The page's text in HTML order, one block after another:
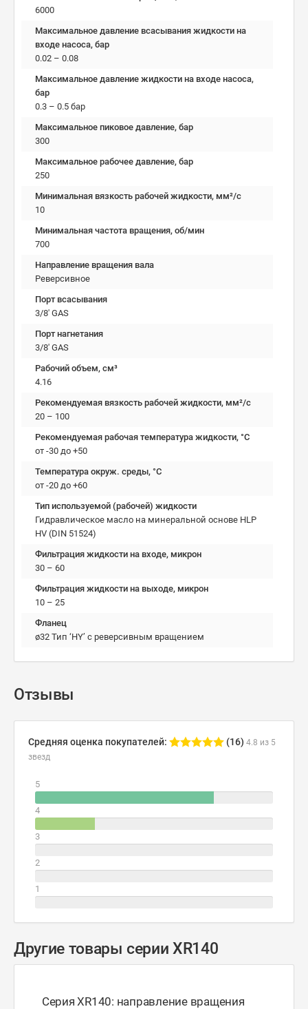
6000
Максимальное давление всасывания жидкости на
входе насоса, бар
0.02 – 0.08
Максимальное давление жидкости на входе насоса,
бар
0.3 – 0.5 бар
Максимальное пиковое давление, бар
300
Максимальное рабочее давление, бар
250
Минимальная вязкость рабочей жидкости, мм²/c
10
Минимальная частота вращения, об/мин
700
Направление вращения вала
Реверсивное
Порт всасывания
3/8' GAS
Порт нагнетания
3/8' GAS
Рабочий объем, см³
4.16
Рекомендуемая вязкость рабочей жидкости, мм²/с
20 – 100
Рекомендуемая рабочая температура жидкости, °C
от -30 до +50
Температура окруж. среды, °C
от -20 до +60
Тип используемой (рабочей) жидкости
Гидравлическое масло на минеральной основе HLP
HV (DIN 51524)
Фильтрация жидкости на входе, микрон
30 – 60
Фильтрация жидкости на выходе, микрон
10 – 25
Фланец
ø32 Тип ‘HY’ с реверсивным вращением
Отзывы
Средняя оценка покупателей: (16) 4.8 из 5
звезд
5
4
3
2
1
Другие товары серии XR140
Серия XR140: направление вращения